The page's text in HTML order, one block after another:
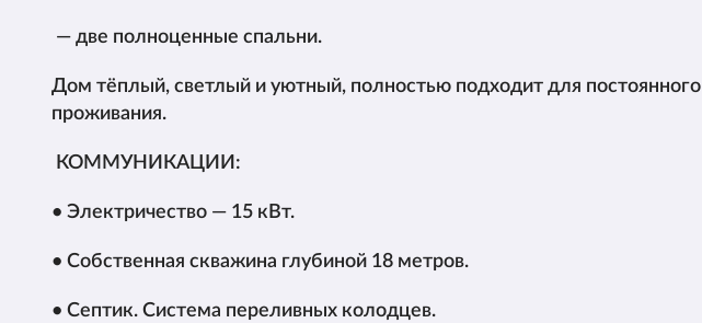
— две полноценные спальни.
Дом тёплый, светлый и уютный, полностью подходит для постоянного
проживания.
КОММУНИКАЦИИ:
• Электричество — 15 кВт.
• Собственная скважина глубиной 18 метров.
• Септик. Система переливных колодцев.